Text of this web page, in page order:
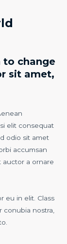
to change
sit amet,
elit consequat
odio sit amet
accumsan
auctor a ornare
eu in elit. Class
nostra,